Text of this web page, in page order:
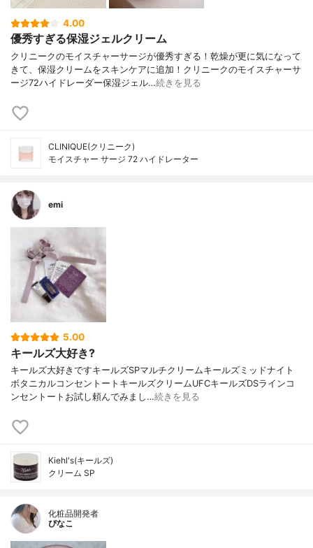
4.00
優秀すぎる保湿ジェルクリーム
クリニークのモイスチャーサージが優秀すぎる！乾燥が更に気になって
きて、保湿クリームをスキンケアに追加！クリニークのモイスチャーサ
ージ72ハイドレーダー保湿ジェル…続きを見る
CLINIQUE(クリニーク)
モイスチャー サージ 72 ハイドレーター
emi
5.00
キールズ大好き?
キールズ大好きですキールズSPマルチクリームキールズミッドナイト
ボタニカルコンセントートキールズクリームUFCキールズDSラインコ
ンセントートお試し頼んでみまし…続きを見る
Kiehl's(キールズ)
クリーム SP
化粧品開発者
ぴなこ